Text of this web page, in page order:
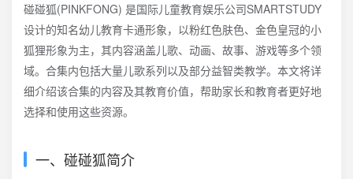
碰碰狐(PINKFONG)‌ 是国际儿童教育娱乐公司SMARTSTUDY
设计的知名幼儿教育卡通形象，以粉红色肤色、金色皇冠的小
狐狸形象为主，其内容涵盖儿歌、动画、故事、游戏等多个领
域。合集内包括大量儿歌系列以及部分益智类教学。本文将详
细介绍该合集的内容及其教育价值，帮助家长和教育者更好地
选择和使用这些资源。
一、碰碰狐简介